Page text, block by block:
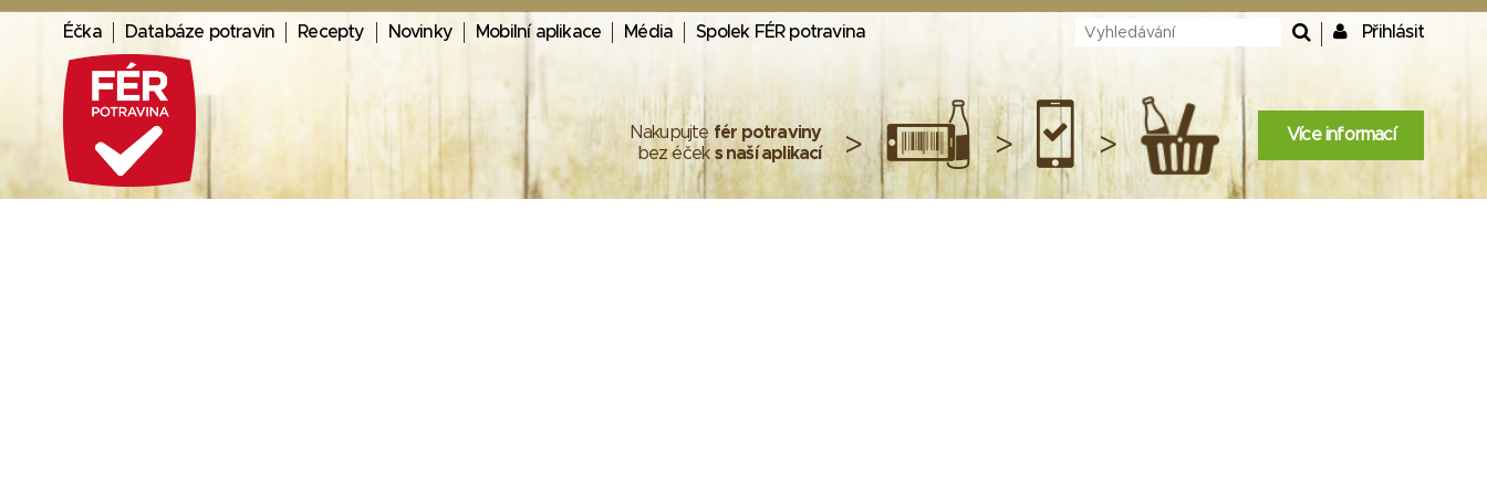
Éčka Databáze potravin Recepty Novinky Mobilní aplikace Média Spolek FÉR potravina Přihlásit
Nakupujte fér potraviny
bez éček s naší aplikací > > > Více informací